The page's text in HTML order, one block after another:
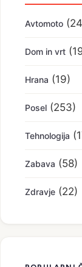
Avtomoto
Dom in vrt
Hrana (19)
Posel (253)
Tehnologija
Zabava (58)
Zdravje (22)